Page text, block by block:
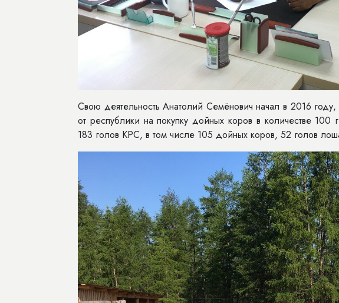
Свою деятельность Анатолий Семёнович начал в 2016
от республики на покупку дойных коров в количестве
183 голов КРС, в том числе 105 дойных коров, 52 голов